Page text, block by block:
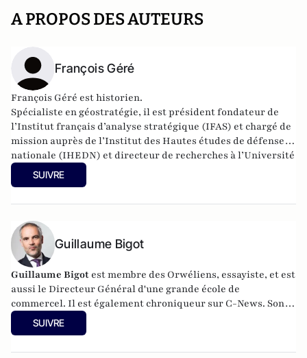
A PROPOS DES AUTEURS
François Géré
François Géré est historien.
Spécialiste en géostratégie, il est président fondateur de
l’Institut français d’analyse stratégique (IFAS) et chargé de
mission auprès de l’Institut des Hautes études de défense
nationale (IHEDN) et directeur de recherches à l’Université
de Paris 3. Il a publié en 2011, le
désinformation.
SUIVRE
Guillaume Bigot
Guillaume Bigot est membre des Orwéliens, essayiste, et est
aussi le Directeur Général d'une grande école de
commercel. Il est également chroniqueur sur C-News. Son
huitième ouvrage,
2020 aux éditions Plon.
SUIVRE